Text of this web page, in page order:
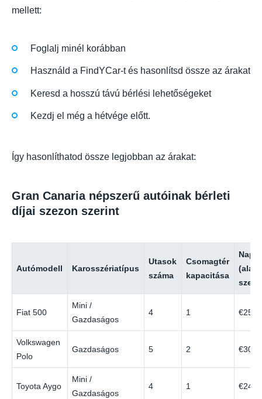
mellett:
Foglalj minél korábban
Használd a FindYCar-t és hasonlítsd össze az árakat
Keresd a hosszú távú bérlési lehetőségeket
Kezdj el még a hétvége előtt.
Így hasonlíthatod össze legjobban az árakat:
Gran Canaria népszerű autóinak bérleti
díjai szezon szerint
Autómodell Karosszériatípus
Utasok
száma
Csomagtér
kapacitása
Napi
Fiat 500
Mini /
Gazdaságos
4 1 €25
Volkswagen
Polo
Gazdaságos 5 2 €30
Toyota Aygo
Mini /
Gazdaságos
4 1 €24